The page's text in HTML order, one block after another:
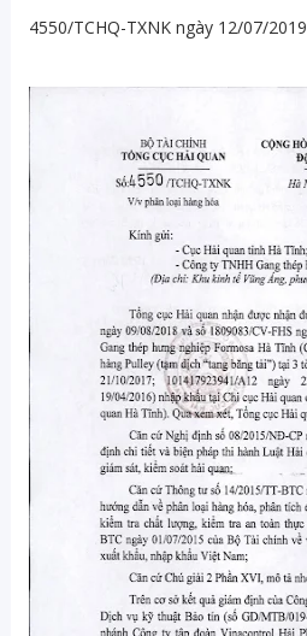
4550/TCHQ-TXNK ngày 12/07/2019